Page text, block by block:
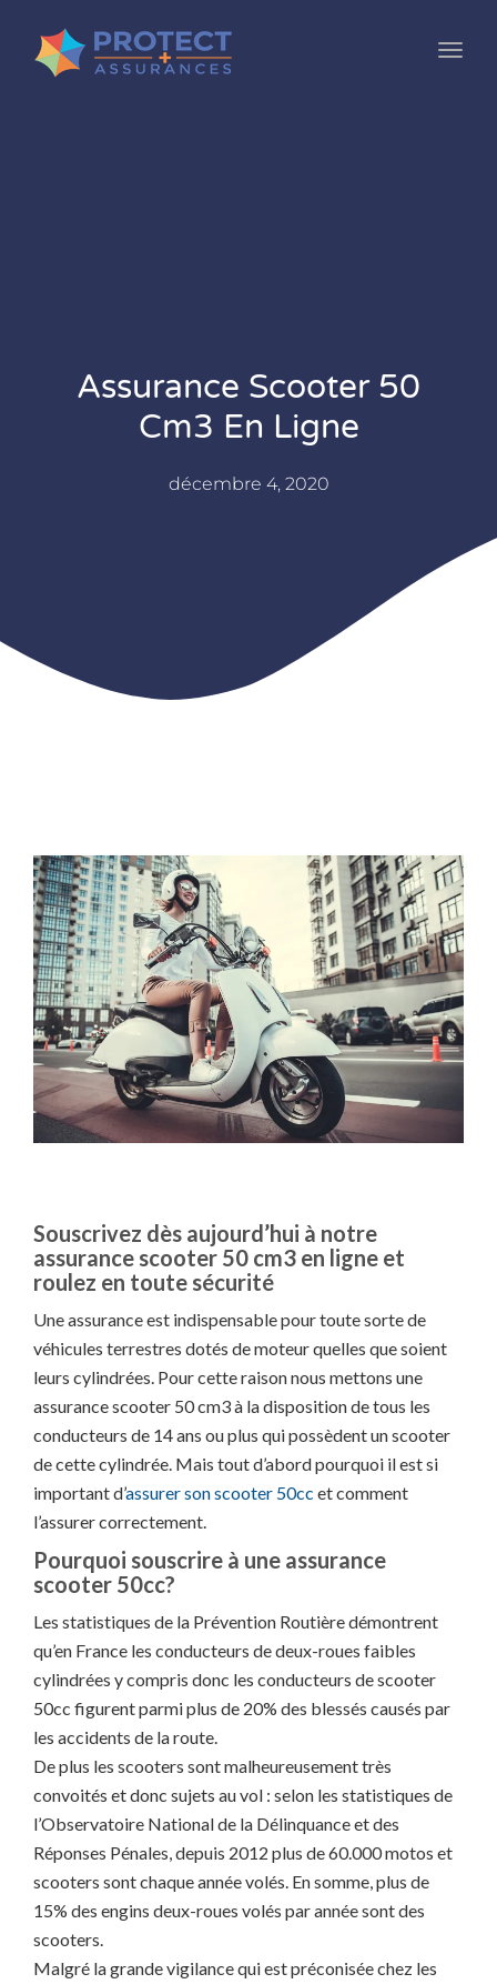
Assurance Scooter 50
Cm3 En Ligne
décembre 4, 2020
Souscrivez dès aujourd’hui à notre
assurance scooter 50 cm3 en ligne et
roulez en toute sécurité
Une assurance est indispensable pour toute sorte de
véhicules terrestres dotés de moteur quelles que soient
leurs cylindrées. Pour cette raison nous mettons une
assurance scooter 50 cm3 à la disposition de tous les
conducteurs de 14 ans ou plus qui possèdent un scooter
de cette cylindrée. Mais tout d’abord pourquoi il est si
important d’assurer son scooter 50cc et comment
l’assurer correctement.
Pourquoi souscrire à une assurance
scooter 50cc?
Les statistiques de la Prévention Routière démontrent
qu’en France les conducteurs de deux-roues faibles
cylindrées y compris donc les conducteurs de scooter
50cc figurent parmi plus de 20% des blessés causés par
les accidents de la route.
De plus les scooters sont malheureusement très
convoités et donc sujets au vol : selon les statistiques de
l’Observatoire National de la Délinquance et des
Réponses Pénales, depuis 2012 plus de 60.000 motos et
scooters sont chaque année volés. En somme, plus de
15% des engins deux-roues volés par année sont des
scooters.
Malgré la grande vigilance qui est préconisée chez les